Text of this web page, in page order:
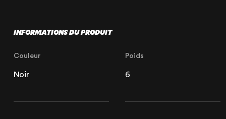
Lille
INFORMATIONS DU PRODUIT
Couleur
Noir
Poids
6